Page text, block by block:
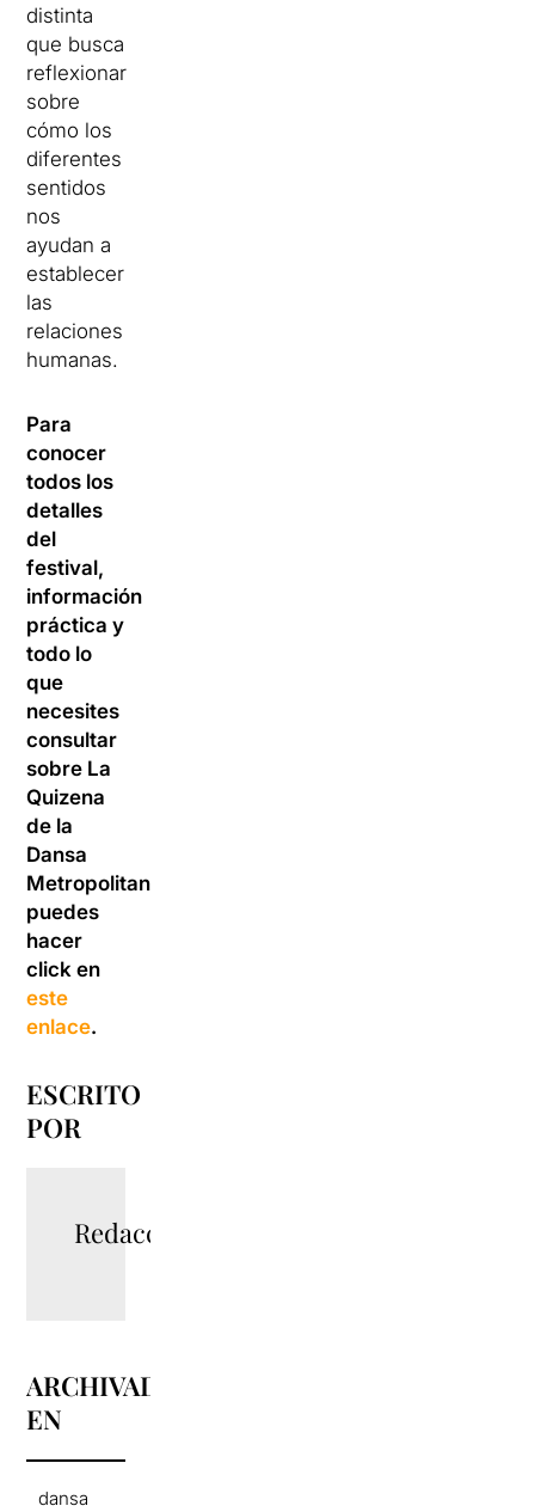
distinta
que busca
reflexionar
sobre
cómo los
diferentes
sentidos
nos
ayudan a
establecer
las
relaciones
humanas.
Para
conocer
todos los
detalles
del
festival,
información
práctica y
todo lo
que
necesites
consultar
sobre La
Quizena
de la
Dansa
Metropolitana,
puedes
hacer
click en
este
enlace.
ESCRITO
POR
Redacció
ARCHIVADO
EN
dansa